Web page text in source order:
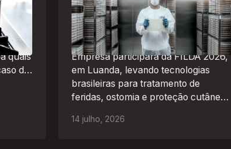
o
quais
de
selecionadas para representar o
Brasil na maior feira de negócios
de Angola
Empresa participará da FILDA 2026,
em Luanda, levando tecnologias
brasileiras para tratamento de
feridas, ostomia e proteção cutânea
14 julho, 2026